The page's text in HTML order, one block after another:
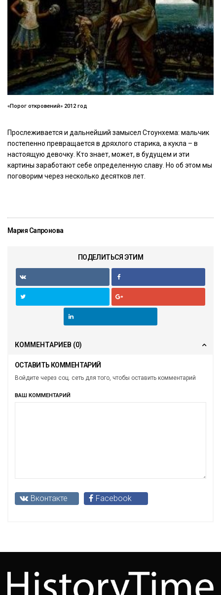
«Порог откровений» 2012 год
Прослеживается и дальнейший замысел Стоунхема: мальчик
постепенно превращается в дряхлого старика, а кукла – в
настоящую девочку. Кто знает, может, в будущем и эти
картины заработают себе определенную славу. Но об этом мы
поговорим через несколько десятков лет.
Мария Сапронова
ПОДЕЛИТЬСЯ ЭТИМ
КОММЕНТАРИЕВ (0)
ОСТАВИТЬ КОММЕНТАРИЙ
Войдите через соц. сеть для того, чтобы оставить комментарий
ВАШ КОММЕНТАРИЙ
Вконтакте Facebook